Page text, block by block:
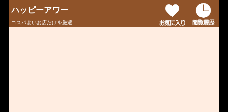
ハッピーアワー
コスパよいお店だけを厳選